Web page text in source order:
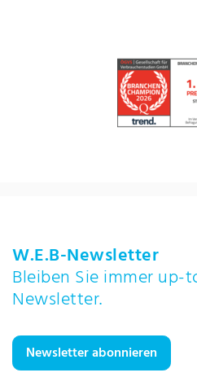
W.E.B-Newsletter
Bleiben Sie immer
Newsletter.
Newsletter abonnieren